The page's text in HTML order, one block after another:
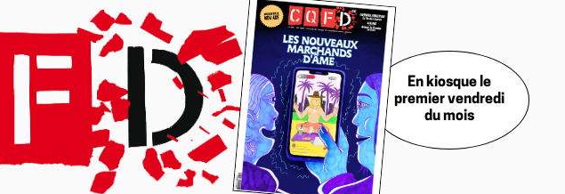
En kiosque le
premier vendredi
du mois